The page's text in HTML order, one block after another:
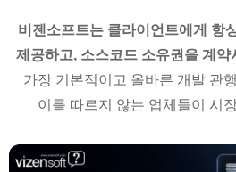
비젠소프트는 클라이언트에게 항
제공하고, 소스코드 소유권을 계약
가장 기본적이고 올바른 개발 관
이를 따르지 않는 업체들이 시